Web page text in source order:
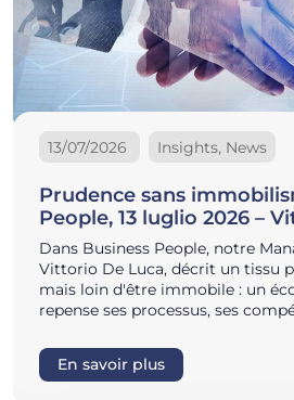
13/07/2026 Insights, News
Prudence sans
People, 13 luglio 2026 –
Dans Business People, notre
Vittorio De Luca, décrit un tissu
mais loin d'être immobile : un
repense ses processus, ses
En savoir plus